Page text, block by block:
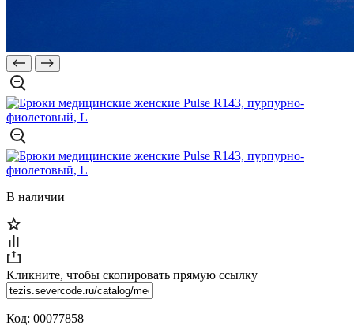
В наличии
Кликните, чтобы скопировать прямую ссылку
Код: 00077858